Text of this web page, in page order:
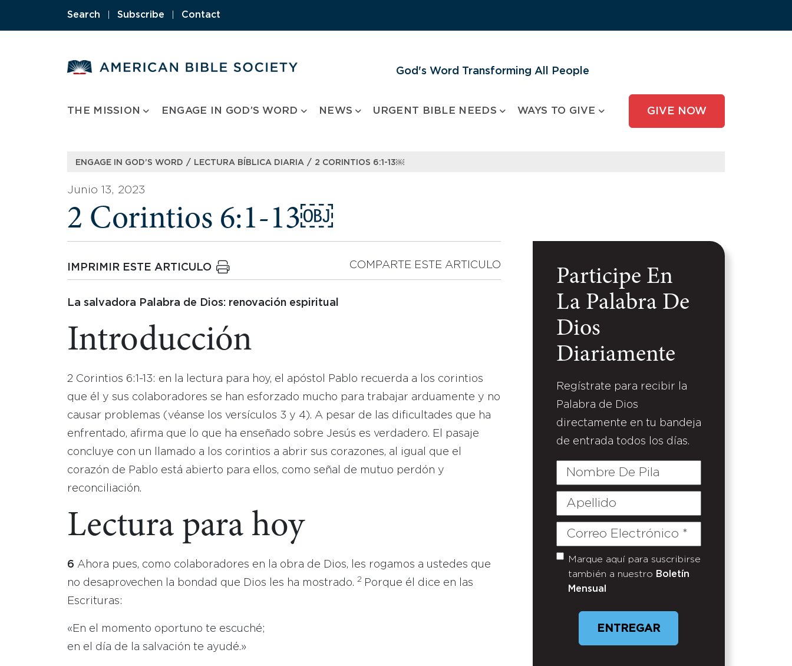
Search Subscribe Contact
God's Word Transforming All People
THE MISSION ENGAGE IN GOD’S WORD NEWS URGENT BIBLE NEEDS WAYS TO GIVE GIVE NOW
ENGAGE IN GOD’S WORD / LECTURA BÍBLICA DIARIA / 2 CORINTIOS 6:1-13￼
Junio 13, 2023
2 Corintios 6:1-13￼
IMPRIMIR ESTE ARTICULO COMPARTE ESTE ARTICULO
La salvadora Palabra de Dios: renovación espiritual
Introducción
2 Corintios 6:1-13: en la lectura para hoy, el apóstol Pablo recuerda a los corintios
que él y sus colaboradores se han esforzado mucho para trabajar arduamente y no
causar problemas (véanse los versículos 3 y 4). A pesar de las dificultades que ha
enfrentado, afirma que lo que ha enseñado sobre Jesús es verdadero. El pasaje
concluye con un llamado a los corintios a abrir sus corazones, al igual que el
corazón de Pablo está abierto para ellos, como señal de mutuo perdón y
reconciliación.
Lectura para hoy
6 Ahora pues, como colaboradores en la obra de Dios, les rogamos a ustedes que
no desaprovechen la bondad que Dios les ha mostrado. 2
Porque él dice en las
Escrituras:
«En el momento oportuno te escuché;
en el día de la salvación te ayudé.»
Participe En
La Palabra De
Dios
Diariamente
Regístrate para recibir la
Palabra de Dios
directamente en tu bandeja
de entrada todos los días.
Nombre
Pila
Apellido
Correo
Untitled
Marque aquí para suscribirse
también a nuestro Boletín
Mensual
ENTREGAR